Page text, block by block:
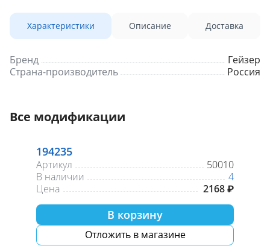
Характеристики Описание Доставка
Бренд
Гейзер
Страна-производитель
Россия
Все модификации
194235
Артикул
50010
В наличии
4
Цена
2168 ₽
В корзину
Отложить в магазине